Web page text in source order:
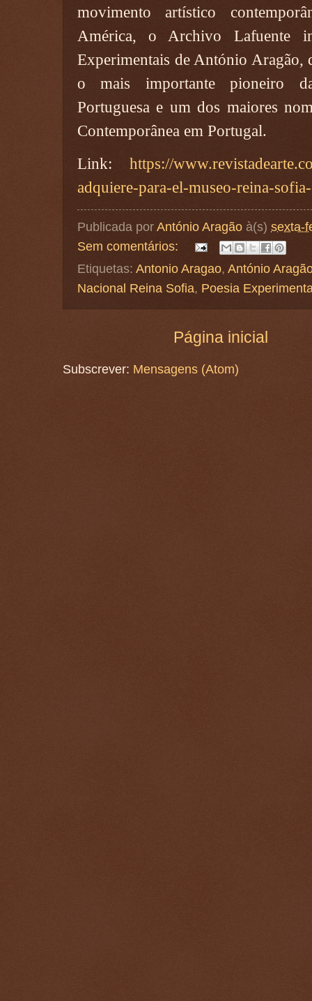
movimento artístico
América, o Archivo Lafuente
Experimentais de António Aragão,
o mais importante pioneiro
Portuguesa e um dos maiores
Contemporânea em Portugal.
Link: https://
adquiere-para-el-museo-reina-
Publicada por António Aragão à(s) sexta-
Sem comentários:
Etiquetas: Antonio Aragao, António
Nacional Reina Sofia, Poesia
Página inicial
Subscrever: Mensagens (Atom)